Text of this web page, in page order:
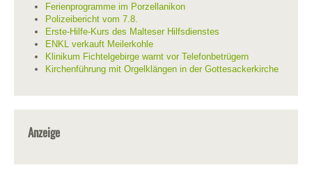
Ferienprogramme im Porzellanikon
Polizeibericht vom 7.8.
Erste-Hilfe-Kurs des Malteser Hilfsdienstes
ENKL verkauft Meilerkohle
Klinikum Fichtelgebirge warnt vor Telefonbetrügern
Kirchenführung mit Orgelklängen in der Gottesackerkirche
Anzeige